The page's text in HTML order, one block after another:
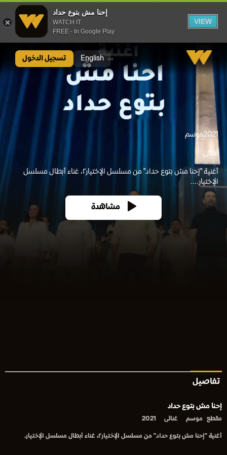
إحنا مش بتوع حداد
WATCH IT
FREE - In Google Play
VIEW
English تسجيل الدخول
2021موسم
غنائى
أغنية "إحنا مش بتوع حداد" من مسلسل الإختيار٢، غناء أبطال مسلسل
الإختيار....
مشاهدة
تفاصيل
إحنا مش بتوع حداد
مقطع موسم غنائى 2021
أغنية "إحنا مش بتوع حداد" من مسلسل الإختيار٢، غناء أبطال مسلسل الإختيار.